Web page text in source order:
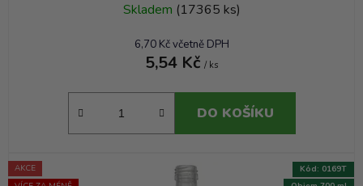
Skladem (17365 ks)
6,70 Kč včetně DPH
5,54 Kč / ks
DO KOŠÍKU
AKCE
Kód: 0169T